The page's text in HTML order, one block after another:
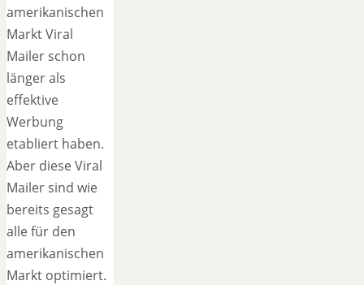
amerikanischen
Markt Viral
Mailer schon
länger als
effektive
Werbung
etabliert haben.
Aber diese Viral
Mailer sind wie
bereits gesagt
alle für den
amerikanischen
Markt optimiert.